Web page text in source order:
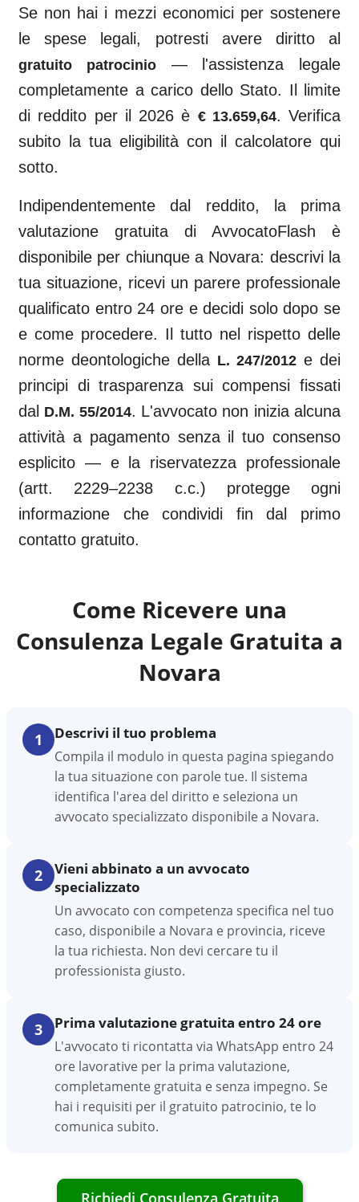
Se non hai i mezzi economici per sostenere
le spese legali, potresti avere diritto al
gratuito patrocinio— l'assistenza legale
completamente a carico dello Stato. Il limite
di reddito per il 2026 è € 13.659,64. Verifica
subito la tua eligibilità con il calcolatore qui
sotto.
Indipendentemente dal reddito, la prima
valutazione gratuita di AvvocatoFlash è
disponibile per chiunque a Novara: descrivi la
tua situazione, ricevi un parere professionale
qualificato entro 24 ore e decidi solo dopo se
e come procedere. Il tutto nel rispetto delle
norme deontologiche della L. 247/2012 e dei
principi di trasparenza sui compensi fissati
dal D.M. 55/2014. L'avvocato non inizia alcuna
attività a pagamento senza il tuo consenso
esplicito — e la riservatezza professionale
(artt. 2229–2238 c.c.) protegge ogni
informazione che condividi fin dal primo
contatto gratuito.
Come Ricevere una
Consulenza Legale Gratuita a
Novara
1 Descrivi il tuo problema
Compila il modulo in questa pagina spiegando
la tua situazione con parole tue. Il sistema
identifica l'area del diritto e seleziona un
avvocato specializzato disponibile a Novara.
2
Vieni abbinato a un avvocato
specializzato
Un avvocato con competenza specifica nel tuo
caso, disponibile a Novara e provincia, riceve
la tua richiesta. Non devi cercare tu il
professionista giusto.
3 Prima valutazione gratuita entro 24 ore
L'avvocato ti ricontatta via WhatsApp entro 24
ore lavorative per la prima valutazione,
completamente gratuita e senza impegno. Se
hai i requisiti per il gratuito patrocinio, te lo
comunica subito.
Richiedi Consulenza Gratuita